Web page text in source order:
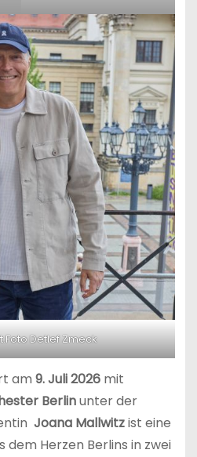
Detlef Zmeck
am 9. Juli 2026mit
Berlinunter der
Joana Mallwitzist eine
dem Herzen Berlins in zwei